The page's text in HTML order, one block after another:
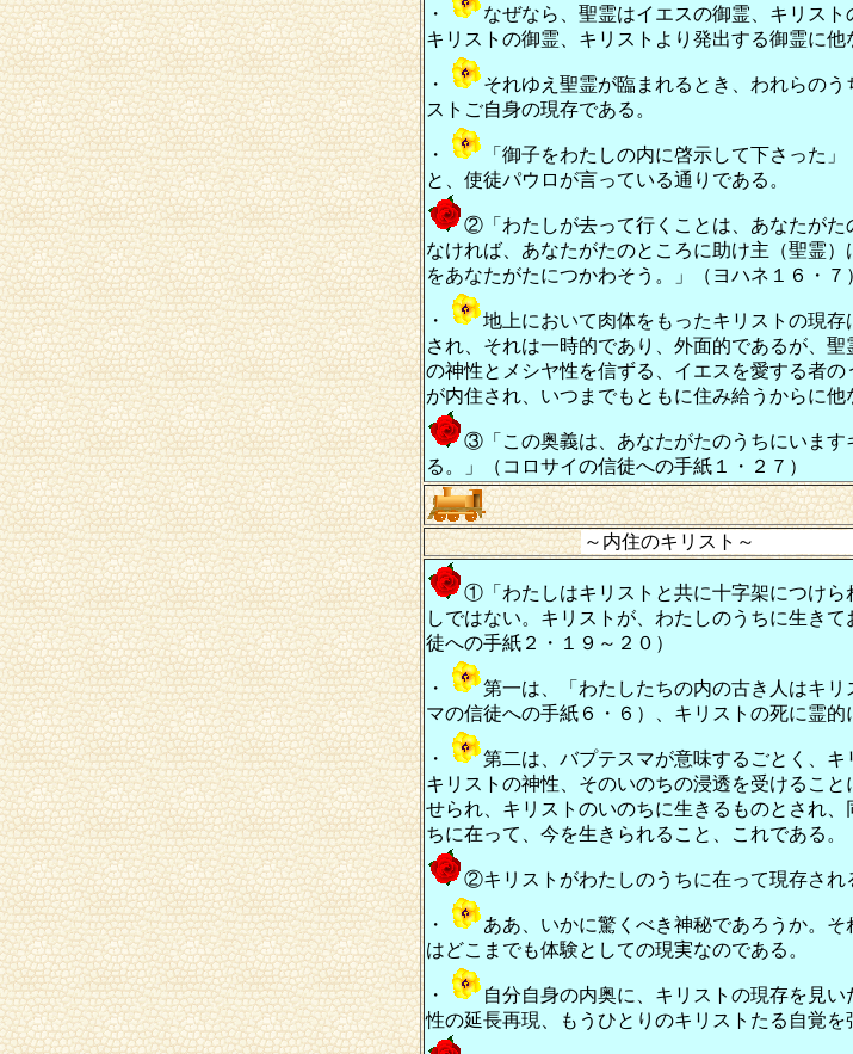
・
なぜなら、聖霊はイエスの御霊、キリスト
キリストの御霊、キリストより発出する御霊に他
・
それゆえ聖霊が臨まれるとき、われらの
ストご自身の現存である。
・
「御子をわたしの内に啓示して下さった
と、使徒パウロが言っている通りである。
②「わたしが去って行くことは、あなたがた
なければ、あなたがたのところに助け主（聖霊
をあなたがたにつかわそう。」（ヨハネ１６・７
・
地上において肉体をもったキリストの現
され、それは一時的であり、外面的であるが、
の神性とメシヤ性を信ずる、イエスを愛する者
が内住され、いつまでもともに住み給うからに他
③「この奥義は、あなたがたのうちにいます
る。」（コロサイの信徒への手紙１・２７）
～内住のキリスト～
①「わたしはキリストと共に十字架につけら
しではない。キリストが、わたしのうちに生き
徒への手紙２・１９～２０）
・
第一は、「わたしたちの内の古き人はキ
マの信徒への手紙６・６）、キリストの死に霊的
・
第二は、バプテスマが意味するごとく、キ
キリストの神性、そのいのちの浸透を受けるこ
せられ、キリストのいのちに生きるものとされ
ちに在って、今を生きられること、これである。
②キリストがわたしのうちに在って現存され
・
ああ、いかに驚くべき神秘であろうか。
はどこまでも体験としての現実なのである。
・
自分自身の内奥に、キリストの現存を見
性の延長再現、もうひとりのキリストたる自覚を